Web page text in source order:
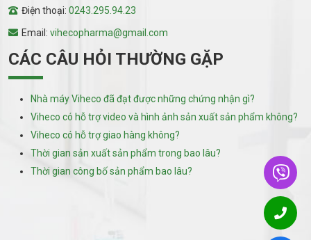
Điện thoại: 0243.295.94.23
Email: vihecopharma@gmail.com
CÁC CÂU HỎI THƯỜNG GẶP
Nhà máy Viheco đã đạt được những chứng nhận gì?
Viheco có hỗ trợ video và hình ảnh sản xuất sản phẩm không?
Viheco có hỗ trợ giao hàng không?
Thời gian sản xuất sản phẩm trong bao lâu?
Thời gian công bố sản phẩm bao lâu?